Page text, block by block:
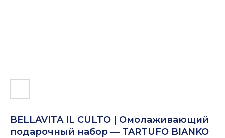
BELLAVITA IL CULTO | Омолаживающий
подарочный набор — TARTUFO BIANKO